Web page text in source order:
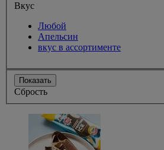
Вкус
Любой
Апельсин
вкус в ассортименте
Показать
Сбрость